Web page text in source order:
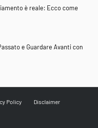
è reale: Ecco come
e Guardare Avanti con
Policy Disclaimer